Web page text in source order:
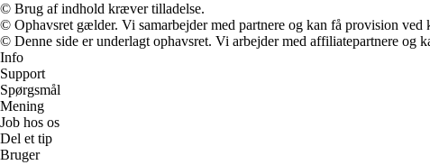
© Brug af indhold kræver tilladelse.
© Ophavsret gælder. Vi samarbejder med partnere og kan få provision ved
© Denne side er underlagt ophavsret. Vi arbejder med affiliatepartnere
Info
Support
Spørgsmål
Mening
Job hos os
Del et tip
Bruger